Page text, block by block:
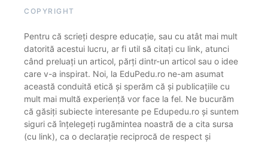
COPYRIGHT
Pentru că scrieți despre educație, sau cu atât mai mult
datorită acestui lucru, ar fi util să citați cu link, atunci
când preluați un articol, părți dintr-un articol sau o idee
care v-a inspirat. Noi, la EduPedu.ro ne-am asumat
această conduită etică și sperăm că și publicațiile cu
mult mai multă experiență vor face la fel. Ne bucurăm
că găsiți subiecte interesante pe Edupedu.ro și suntem
siguri că înțelegeți rugămintea noastră de a cita sursa
(cu link), ca o declarație reciprocă de respect și